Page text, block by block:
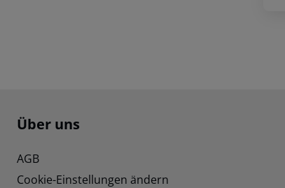
Footer navigation
Über uns
AGB
Cookie-Einstellungen ändern